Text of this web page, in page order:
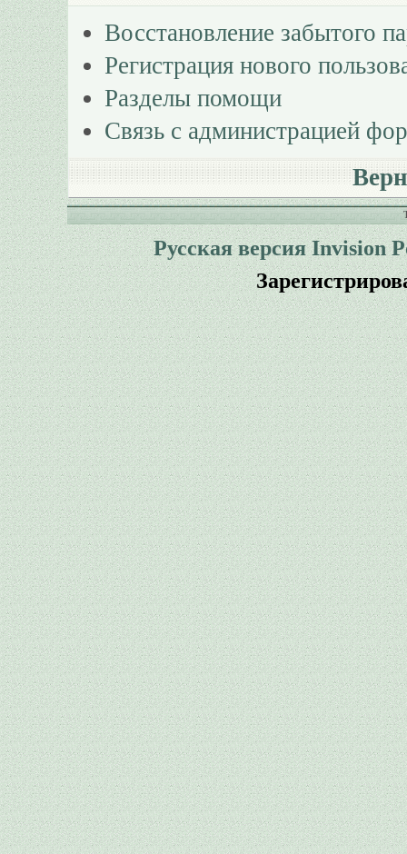
Восстановление забытого
Регистрация нового
Разделы помощи
Связь с администрацией
Русская версия Invision